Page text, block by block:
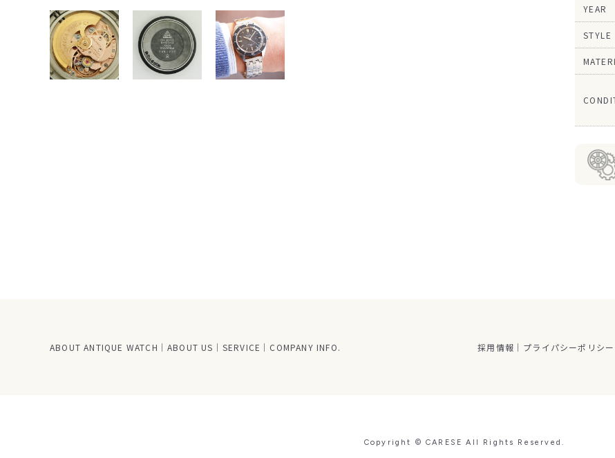
YEAR
STYLE
ABOUT ANTIQUE WATCH ABOUT US SERVICE COMPANY INFO. 採用情報 プライパシーポリシー
Copyright © CARESE All Rights Reserved.